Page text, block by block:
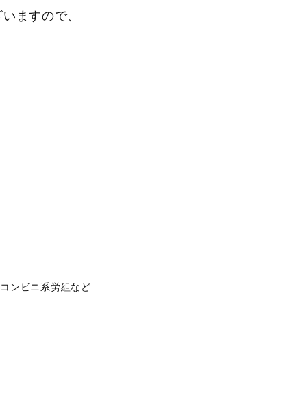
いますので、
ンビニ系労組など